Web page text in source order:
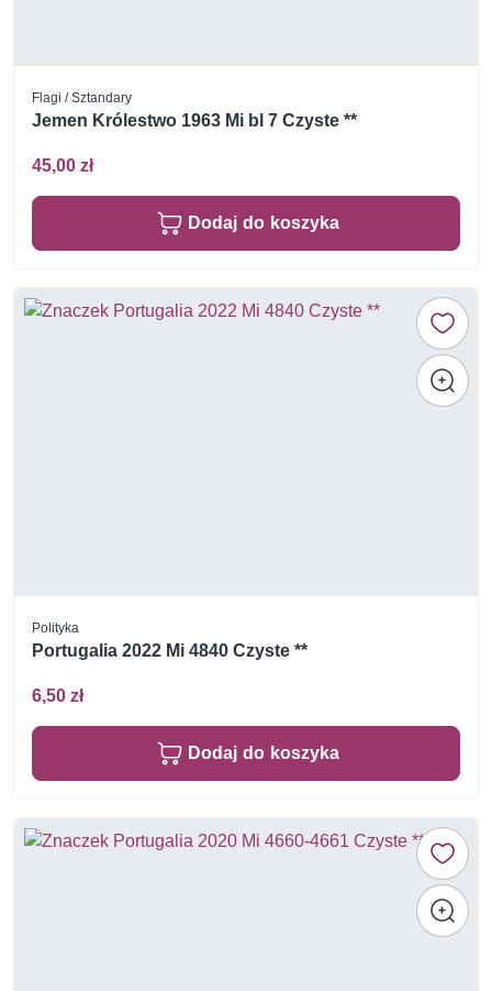
Flagi / Sztandary
Jemen Królestwo 1963 Mi bl 7 Czyste **
45,00 zł
Dodaj do koszyka
Polityka
Portugalia 2022 Mi 4840 Czyste **
6,50 zł
Dodaj do koszyka